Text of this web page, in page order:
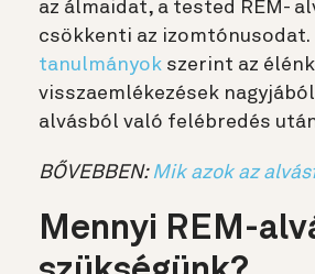
az álmaidat, a tested REM-
csökkenti az izomtónusodat.
tanulmányok szerint az
visszaemlékezések
alvásból való felébredés
BŐVEBBEN: Mik azok az
Mennyi REM-